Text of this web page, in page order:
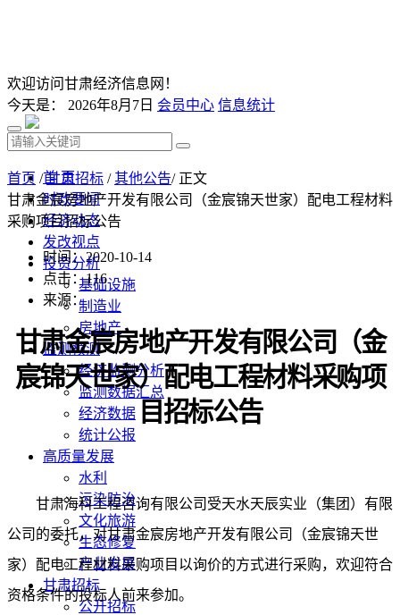
欢迎访问甘肃经济信息网！
今天是： 2026年8月7日 会员中心 信息统计
首 页
时政要闻
经济动态
发改视点
投资分析
基础设施
制造业
房地产
监测预测
经济监测分析
监测数据汇总
经济数据
统计公报
高质量发展
水利
污染防治
文化旅游
生态修复
产业发展
甘肃招标
公开招标
首页 /甘肃招标 /其他公告/ 正文
甘肃金宸房地产开发有限公司（金宸锦天世家）配电工程材料
采购项目招标公告
时间：2020-10-14
点击：116
来源：
甘肃金宸房地产开发有限公司（金
宸锦天世家）配电工程材料采购项
目招标公告
甘肃海科工程咨询有限公司 受天水天辰实业（集团）有限
公司的委托，对甘肃金宸房地产开发有限公司（金宸锦天世
家）配电工程材料采购项目 以询价的方式进行采购，欢迎符合
资格条件的投标人前来参加。